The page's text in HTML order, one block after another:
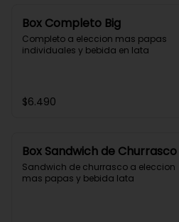
Box Completo Big
Completo a eleccion mas papas
individuales y bebida en lata
$6.490
Box Sandwich de Churrasco
Sandwich de churrasco a eleccion
mas papas y bebida lata